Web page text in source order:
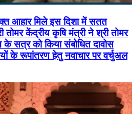
आहार मिले इस दिशा में सतत
तोमर केंद्रीय कृषि मंत्री ने श्री तोमर
के सत्र को किया संबोधित दावोस
के रूपांतरण हेतु नवाचार पर वर्चुअल